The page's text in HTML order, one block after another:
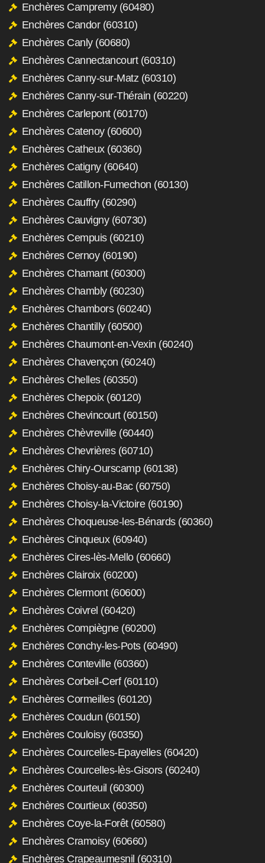
Enchères Campremy (60480)
Enchères Candor (60310)
Enchères Canly (60680)
Enchères Cannectancourt (60310)
Enchères Canny-sur-Matz (60310)
Enchères Canny-sur-Thérain (60220)
Enchères Carlepont (60170)
Enchères Catenoy (60600)
Enchères Catheux (60360)
Enchères Catigny (60640)
Enchères Catillon-Fumechon (60130)
Enchères Cauffry (60290)
Enchères Cauvigny (60730)
Enchères Cempuis (60210)
Enchères Cernoy (60190)
Enchères Chamant (60300)
Enchères Chambly (60230)
Enchères Chambors (60240)
Enchères Chantilly (60500)
Enchères Chaumont-en-Vexin (60240)
Enchères Chavençon (60240)
Enchères Chelles (60350)
Enchères Chepoix (60120)
Enchères Chevincourt (60150)
Enchères Chèvreville (60440)
Enchères Chevrières (60710)
Enchères Chiry-Ourscamp (60138)
Enchères Choisy-au-Bac (60750)
Enchères Choisy-la-Victoire (60190)
Enchères Choqueuse-les-Bénards (60360)
Enchères Cinqueux (60940)
Enchères Cires-lès-Mello (60660)
Enchères Clairoix (60200)
Enchères Clermont (60600)
Enchères Coivrel (60420)
Enchères Compiègne (60200)
Enchères Conchy-les-Pots (60490)
Enchères Conteville (60360)
Enchères Corbeil-Cerf (60110)
Enchères Cormeilles (60120)
Enchères Coudun (60150)
Enchères Couloisy (60350)
Enchères Courcelles-Epayelles (60420)
Enchères Courcelles-lès-Gisors (60240)
Enchères Courteuil (60300)
Enchères Courtieux (60350)
Enchères Coye-la-Forêt (60580)
Enchères Cramoisy (60660)
Enchères Crapeaumesnil (60310)